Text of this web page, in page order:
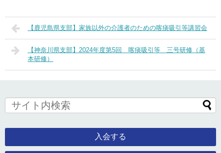
【鹿児島県支部】家族以外の介護者のための喀痰吸引等講習会
【神奈川県支部】2024年度第5回 喀痰吸引等 三号研修（基
本研修）
入会する